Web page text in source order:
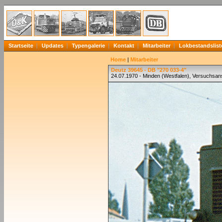
Startseite Updates Typengalerie Kontakt Mitarbeiter
Home | Mitarbeiter
Deutz 39645 - DB "270 033-4"
24.07.1970 - Minden (Westfalen),